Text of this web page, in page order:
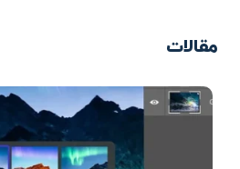
مقالات